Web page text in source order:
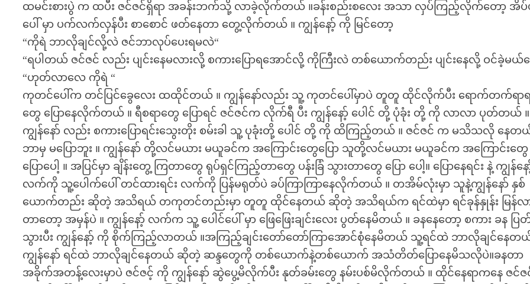
ထမင်းစားပွဲ က ထပီး ဇင်ဇင်ရှိရာ အခန်းဘက်သို့ လာခဲ့လိုက်တယ် ။ခန်းစည်းစလေး အသာ လှပ်ကြည့်လိုက်တော့ အိ
ပေါ် မှာ ပက်လက်လှန်ပီး စာစောင် ဖတ်နေတာ တွေ့လိုက်တယ် ။ ကျွန်နော့် ကို မြင်တော့
“ကိုရဲ ဘာလိုချင်လို့လဲ ဇင်ဘာလုပ်ပေးရမလဲ“
“ရပါတယ် ဇင်ဇင် လည်း ပျင်းနေမလားလို့ စကားပြောရအောင်လို့ ကိုကြီးလဲ တစ်ယောက်တည်း ပျင်းနေလို့ ဝင်ခဲ့မယ်န
“ဟုတ်လာလေ ကိုရဲ “
ကုတင်ပေါ်က တင်ပြင်ခွေလေး ထထိုင်တယ် ။ ကျွန်နော်လည်း သူ့ ကုတင်ပေါ်မှာပဲ တူတူ ထိုင်လိုက်ပီး ရောက်တက်ရာရ
တွေ ပြောနေလိုက်တယ် ။ ရီစရာတွေ ပြောရင် ဇင်ဇင်က လိုက်ရီ ပီး ကျွန်နော့် ပေါင် တို့ ပုံခုံး တို့ ကို လာလာ ပုတ်တယ် ။
ကျွန်နော် လည်း စကားပြောရင်းသွေးတိုး စမ်းခါ သူ့ ပုခုံးတို့ ပေါင် တို့ ကို ထိကြည့်တယ် ။ ဇင်ဇင် က မသိသလို နေတ
ဘာမှ မပြောဘူး ။ ကျွန်နော် တို့လင်မယား မယူခင်က အကြောင်းတွေပြော သူတို့လင်မယား မယူခင်က အကြောင်းတွေ
ပြောပေါ့ ။ အပြင်မှာ ချိန်းတွေ့ ကြတာတွေ ရုပ်ရှင်ကြည့်တာတွေ ပန်းခြံ သွားတာတွေ ပြော ပေါ့။ ပြောနေရင်း နဲ့ ကျွန်နေ
လက်ကို သူ့ပေါက်ပေါ် တင်ထားရင်း လက်ကို ပြန်မရုတ်ပဲ ခပ်ကြာကြာနေလိုက်တယ် ။ တအိမ်လုံးမှာ သူနဲ့ကျွန်နော် နှစ်
ယောက်တည်း ဆိုတဲ့ အသိရယ် တကုတင်တည်းမှာ တူတူ ထိုင်နေတယ် ဆိုတဲ့ အသိရယ်က ရင်ထဲမှာ ရင်ခုန်နှုန်း မြန်လ
တာတော့ အမှန်ပဲ ။ ကျွန်နော့် လက်က သူ့ ပေါင်ပေါ် မှာ ဖြေဖြေးချင်းလေး ပွတ်နေမိတယ် ။ ခနနေတော့ စကား ခန ပြ
သွားပီး ကျွန်နော့် ကို စိုက်ကြည့်လာတယ် ။အကြည့်ချင်းတော်တော်ကြာအောင်စုံနေမိတယ် သူ့ရင်ထဲ ဘာလိုချင်နေတ
ကျွန်နော် ရင်ထဲ ဘာလိုချင်နေတယ် ဆိုတဲ့ ဆန္ဒတွေကို တစ်ယောက်နဲ့တစ်ယောက် အသံတိတ်ပြောနေမိသလိုပဲ။ခနတာ
အခိုက်အတန့်လေးမှာပဲ ဇင်ဇင့် ကို ကျွန်နော် ဆွဲပွေ့မိလိုက်ပီး နုတ်ခမ်းတွေ နမ်းပစ်မိလိုက်တယ် ။ ထိုင်နေရာကနေ ဇင်